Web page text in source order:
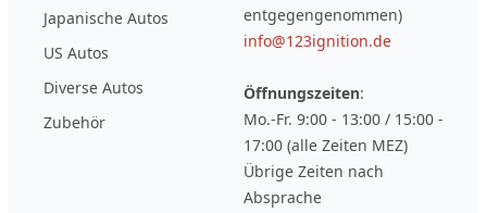
Japanische Autos
US Autos
Diverse Autos
Zubehör
entgegengenommen)
info@123ignition.de
Öffnungszeiten:
Mo.-Fr. 9:00 - 13:00 / 15:00 -
17:00 (alle Zeiten MEZ)
Übrige Zeiten nach
Absprache